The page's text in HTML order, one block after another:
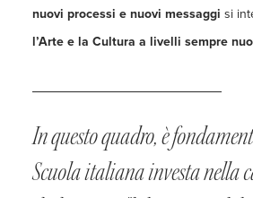
nuovi processi e nuovi messaggi si
l’Arte e la Cultura a livelli sempre
In questo quadro, è
Scuola italiana investa nella